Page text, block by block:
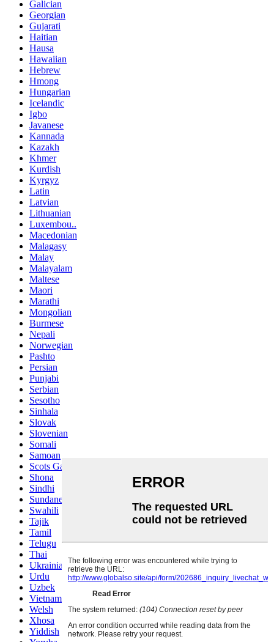
Galician
Georgian
Gujarati
Haitian
Hausa
Hawaiian
Hebrew
Hmong
Hungarian
Icelandic
Igbo
Javanese
Kannada
Kazakh
Khmer
Kurdish
Kyrgyz
Latin
Latvian
Lithuanian
Luxembou..
Macedonian
Malagasy
Malay
Malayalam
Maltese
Maori
Marathi
Mongolian
Burmese
Nepali
Norwegian
Pashto
Persian
Punjabi
Serbian
Sesotho
Sinhala
Slovak
Slovenian
Somali
Samoan
Scots Gaelic
Shona
Sindhi
Sundanese
Swahili
Tajik
Tamil
Telugu
Thai
Ukrainian
Urdu
Uzbek
Vietnamese
Welsh
Xhosa
Yiddish